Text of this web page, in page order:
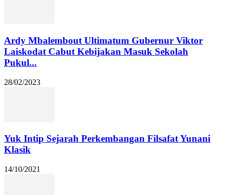
Ardy Mbalembout Ultimatum Gubernur Viktor
Laiskodat Cabut Kebijakan Masuk Sekolah
Pukul...
28/02/2023
Yuk Intip Sejarah Perkembangan Filsafat Yunani
Klasik
14/10/2021